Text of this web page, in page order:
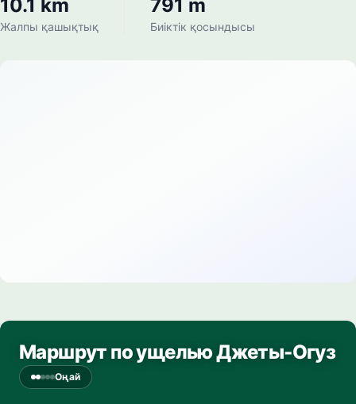
10.1 km
Жалпы қашықтық
791 m
Биіктік қосындысы
Маршрут по ущелью Джеты-Огуз
Оңай